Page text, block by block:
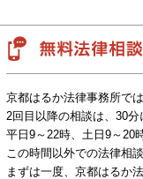
京都はるか法律事務所で
2回目以降の相談は、30分
平日9～22時、土日9～20
この時間以外での法律相
まずは一度、京都はるか